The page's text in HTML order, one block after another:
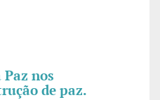
Paz nos
de paz.